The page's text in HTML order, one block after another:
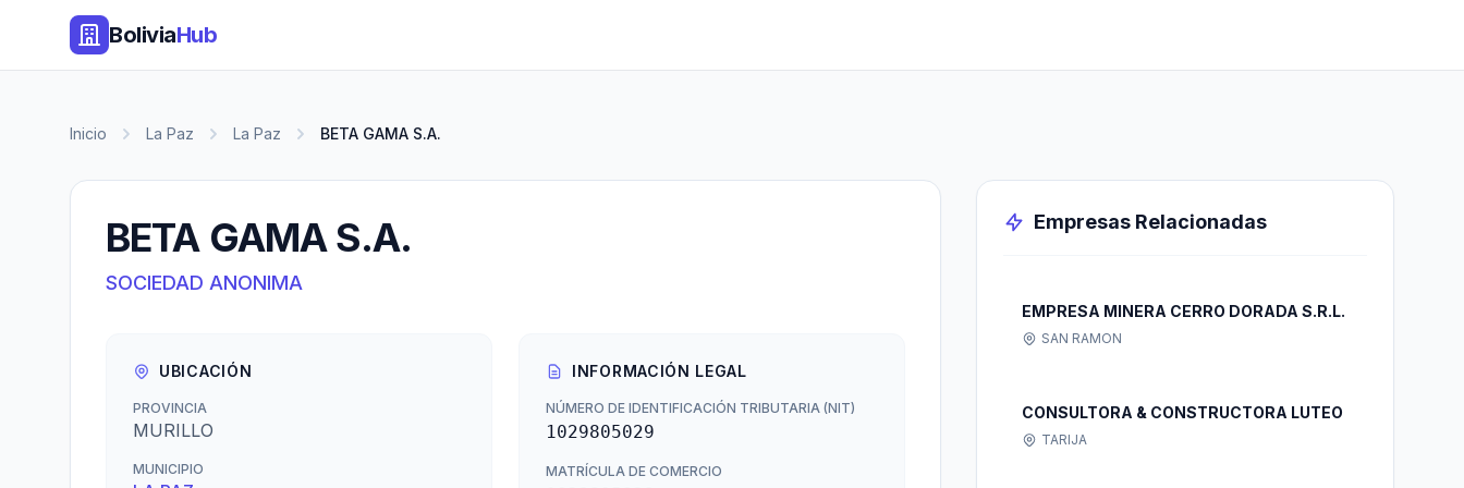
BoliviaHub
Inicio La Paz La Paz BETA GAMA S.A.
BETA GAMA S.A.
SOCIEDAD ANONIMA
UBICACIÓN
PROVINCIA
MURILLO
MUNICIPIO
INFORMACIÓN LEGAL
NÚMERO DE IDENTIFICACIÓN TRIBUTARIA (NIT)
1029805029
MATRÍCULA DE COMERCIO
Empresas Relacionadas
EMPRESA MINERA CERRO DORADA S.R.L.
SAN RAMON
CONSULTORA & CONSTRUCTORA LUTEO
TARIJA